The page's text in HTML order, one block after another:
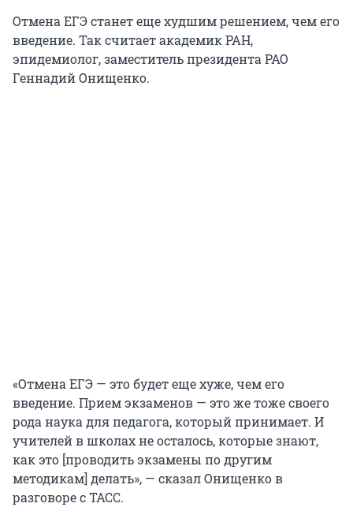
Отмена ЕГЭ станет еще худшим решением, чем его
введение. Так считает академик РАН,
эпидемиолог, заместитель президента РАО
Геннадий Онищенко.
«Отмена ЕГЭ — это будет еще хуже, чем его
введение. Прием экзаменов — это же тоже своего
рода наука для педагога, который принимает. И
учителей в школах не осталось, которые знают,
как это [проводить экзамены по другим
методикам] делать», — сказал Онищенко в
разговоре с ТАСС.